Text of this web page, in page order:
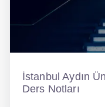
İngilizce
Dil Eğitimi
İstanbul Aydın
Ders Notları